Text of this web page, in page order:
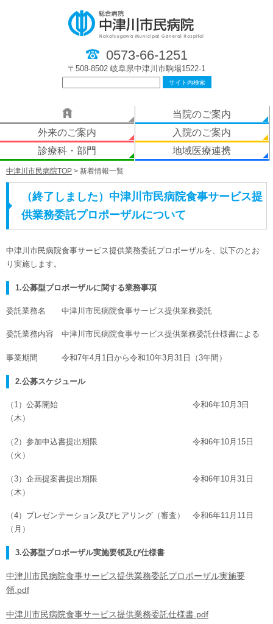
0573-66-1251
〒508-8502 岐阜県中津川市駒場1522-1
当院のご案内
外来のご案内
入院のご案内
診療科・部門
地域医療連携
中津川市民病院TOP > 新着情報一覧
（終了しました）中津川市民病院食事サービス提
供業務委託プロポーザルについて
中津川市民病院食事サービス提供業務委託プロポーザルを、以下のとお
り実施します。
1.公募型プロポーザルに関する業務事項
委託業務名 中津川市民病院食事サービス提供業務委託
委託業務内容 中津川市民病院食事サービス提供業務委託仕様書による
事業期間 令和7年4月1日から令和10年3月31日（3年間）
2.公募スケジュール
（1）公募開始 令和6年10月3日
（木）
（2）参加申込書提出期限 令和6年10月15日
（火）
（3）企画提案書提出期限 令和6年10月31日
（木）
（4）プレゼンテーション及びヒアリング（審査） 令和6年11月11日
（月）
3.公募型プロポーザル実施要領及び仕様書
中津川市民病院食事サービス提供業務委託プロポーザル実施要
領.pdf
中津川市民病院食事サービス提供業務委託仕様書.pdf